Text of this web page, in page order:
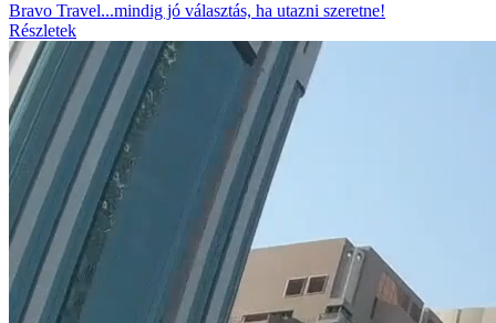
Bravo Travel...mindig jó választás, ha utazni szeretne!
Részletek